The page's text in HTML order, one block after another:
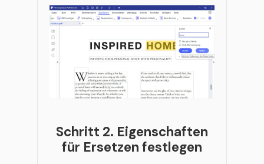
Schritt 2. Eigenschaften
für Ersetzen festlegen